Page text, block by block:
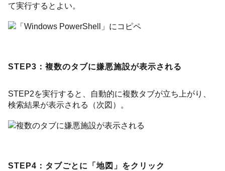
て実行するとよい。
STEP3：複数のタブに嫌悪施設が表示される
STEP2を実行すると、自動的に複数タブが立ち上がり、
検索結果が表示される（次図）。
STEP4：タブごとに「地図」をクリック